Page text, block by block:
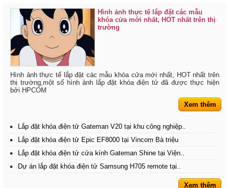
Hình ảnh thực tế lắp đặt các mẫu
khóa cửa mới nhất, HOT nhất trên thị
trường
Hình ảnh thực tế lắp đặt các mẫu khóa cửa mới nhất, HOT nhất trên
thị trường,một số hình ảnh lắp đặt khóa điện tử đã được thực hiện
bởi HPCOM
Xem thêm
Lắp đặt khóa điện tử Gateman V20 tại khu công nghiệp..
Lắp đặt khóa điện tử Epic EF8000 tại Vincom Bà triệu
Lắp đặt khóa điện tử cửa kính Gateman Shine tại Viện..
Dự án lắp đặt khóa điện tử Samsung H705 remote tại..
Xem thêm